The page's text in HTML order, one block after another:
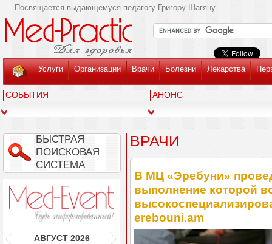
Посвящается выдающемуся педагогу Григору Шагяну
Услуги Организации Врачи Болезни Лекарства
СОБЫТИЯ АНОНС
БЫСТРАЯ
ПОИСКОВАЯ
СИСТЕМА
АВГУСТ 2026
ВРАЧИ
В МЦ «Эребуни»
выполнение которой
erebouni.am